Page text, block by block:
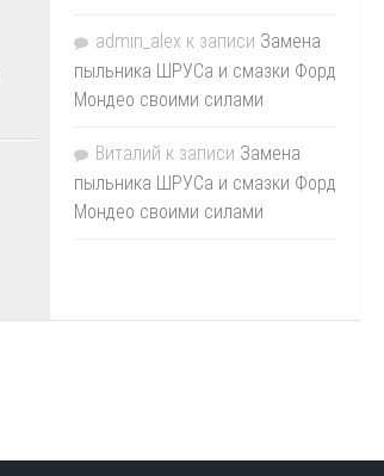
admin_alex к записи Замена
пыльника ШРУСа и смазки Форд
Мондео своими силами
Виталий к записи Замена
пыльника ШРУСа и смазки Форд
Мондео своими силами